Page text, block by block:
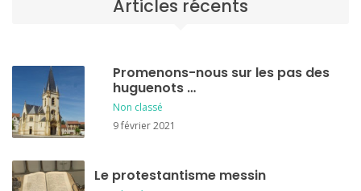
Articles récents
Promenons-nous sur les pas des
huguenots …
Non classé
9 février 2021
Le protestantisme messin